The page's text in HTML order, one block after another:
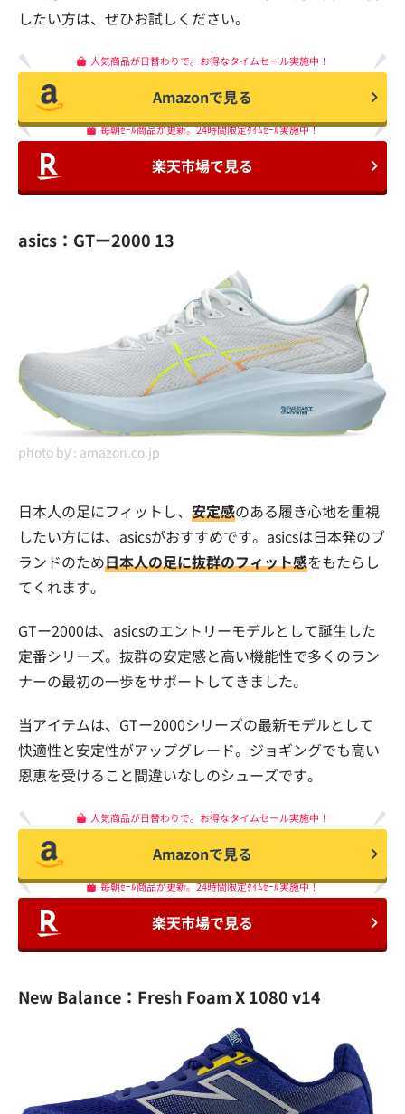
したい方は、ぜひお試しください。
人気商品が日替わりで。お得なタイムセール実施中！
Amazonで見る
毎朝ｾｰﾙ商品が更新。24時間限定ﾀｲﾑｾｰﾙ実施中！
楽天市場で見る
asics：GTー2000 13
photo by : amazon.co.jp
日本人の足にフィットし、 安定感のある履き心地を重視
したい方には、asicsがおすすめです。asicsは日本発のブ
ランドのため日本人の足に抜群のフィット感をもたらし
てくれます。
GTー2000は、asicsのエントリーモデルとして誕生した
定番シリーズ。抜群の安定感と高い機能性で多くのラン
ナーの最初の一歩をサポートしてきました。
当アイテムは、GTー2000シリーズの最新モデルとして
快適性と安定性がアップグレード。ジョギングでも高い
恩恵を受けること間違いなしのシューズです。
人気商品が日替わりで。お得なタイムセール実施中！
Amazonで見る
毎朝ｾｰﾙ商品が更新。24時間限定ﾀｲﾑｾｰﾙ実施中！
楽天市場で見る
New Balance：Fresh Foam X 1080 v14